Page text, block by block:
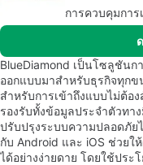
การควบคุมการ
BlueDiamond เป็นโซลูชัน
ออกแบบมาสำหรับธุรกิจทุก
สำหรับการเข้าถึงแบบไม่ต้อ
รองรับทั้งข้อมูลประจำตัวทา
ปรับปรุงระบบความปลอดภัย
กับ Android และ iOS ช่วยใ
ได้อย่างง่ายดาย โดยใช้ปร